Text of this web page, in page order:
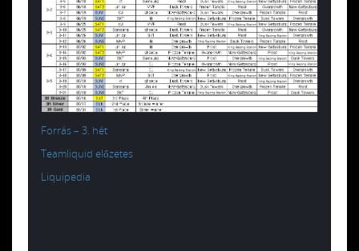
Forrás – 3. hét
Teamliquid előzetes
Liquipedia